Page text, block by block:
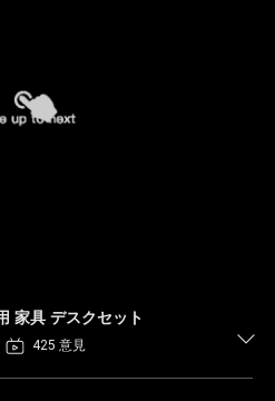
家具 デスクセット
425 意見